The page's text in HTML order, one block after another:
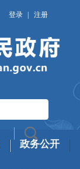
登录 | 注册
政务公开